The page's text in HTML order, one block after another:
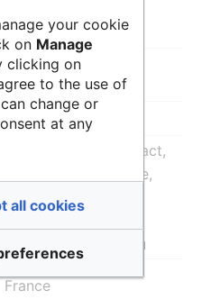
Partenariat privé
Ouvert
✓
Gestionnaire d'artéfact,
Gestionnaire d'image,
Intégration continue
Déploiement continu
France
your cookie
on Manage
clicking on
to the use of
change or
at any
all cookies